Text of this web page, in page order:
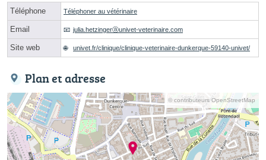
Téléphone Téléphoner au vétérinaire
Email julia.hetzingerⓐunivet-veterinaire.com
Site web univet.fr/clinique/clinique-veterinaire-dunkerque-59140-univet/
Plan et adresse
© contributeurs OpenStreetMap